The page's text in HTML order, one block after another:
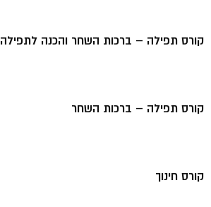
קורס תפילה – ברכות השחר והכנה לתפילה
קורס תפילה – ברכות השחר
קורס חינוך